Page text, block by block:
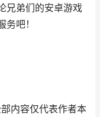
兄弟们的安卓游戏
吧！
内容仅代表作者本